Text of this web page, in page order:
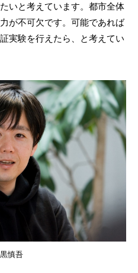
いと考えています。都市全体
が不可欠です。可能であれば
実験を行えたら、と考えてい
慎吾